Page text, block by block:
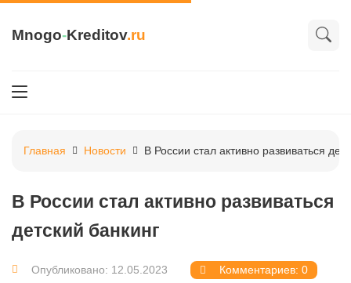
Mnogo-Kreditov.ru
Главная Новости В России стал активно развиваться
В России стал активно развиваться
детский банкинг
Опубликовано: 12.05.2023 Комментариев: 0